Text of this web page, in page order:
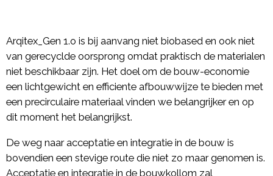
Arqitex_Gen 1.o is bij aanvang niet biobased en ook niet
van gerecyclde oorsprong omdat praktisch de materialen
niet beschikbaar zijn. Het doel om de bouw-economie
een lichtgewicht en efficiente afbouwwijze te bieden met
een precirculaire materiaal vinden we belangrijker en op
dit moment het belangrijkst.
De weg naar acceptatie en integratie in de bouw is
bovendien een stevige route die niet zo maar genomen is.
Acceptatie en integratie in de bouwkollom zal